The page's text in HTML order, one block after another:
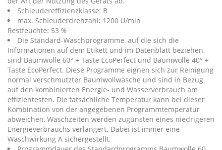
Schleudereffizienzklasse: B
max. Schleuderdrehzahl: 1200 U/min
Restfeuchte: 53 %
Die Standard-Waschprogramme, auf die sich die
Informationen auf dem Etikett und im Datenblatt beziehen,
sind Baumwolle 60° + Taste EcoPerfect und Baumwolle 40° +
Taste EcoPerfect. Diese Programme eignen sich zur Reinigung
normal verschmutzter Baumwollwäsche und sind in Bezug
auf den kombinierten Energie- und Wasserverbrauch am
effizientesten. Die tatsächliche Temperatur kann bei dieser
Kombination von der angegebenen Programmtemperatur
abweichen, Waschzeiten werden zugunsten eines niedrigeren
Energieverbrauchs verlängert. Dabei ist immer eine
Waschwirkung A sichergestellt.